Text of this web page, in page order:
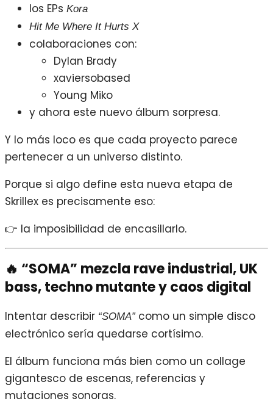
los EPs Kora
Hit Me Where It Hurts X
colaboraciones con:
Dylan Brady
xaviersobased
Young Miko
y ahora este nuevo álbum sorpresa.
Y lo más loco es que cada proyecto parece
pertenecer a un universo distinto.
Porque si algo define esta nueva etapa de
Skrillex es precisamente eso:
👉 la imposibilidad de encasillarlo.
🔥 “SOMA” mezcla rave industrial, UK
bass, techno mutante y caos digital
Intentar describir “SOMA”como un simple disco
electrónico sería quedarse cortísimo.
El álbum funciona más bien como un collage
gigantesco de escenas, referencias y
mutaciones sonoras.